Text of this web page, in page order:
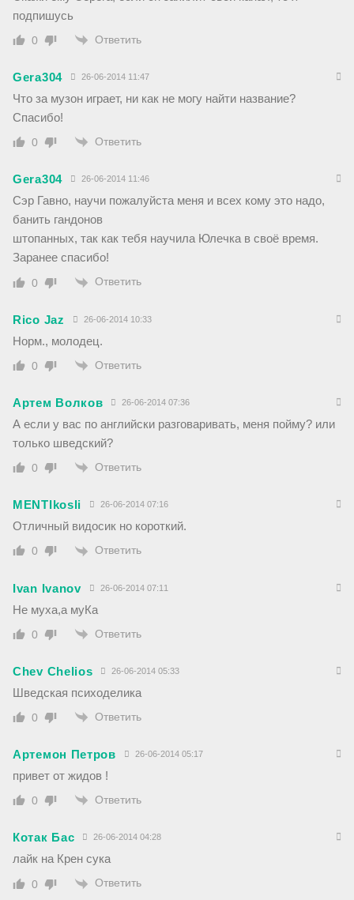
подпишусь
0 Ответить
Gera304 26-06-2014 11:47
Что за музон играет, ни как не могу найти название?
Спасибо!
0 Ответить
Gera304 26-06-2014 11:46
Сэр Гавно, научи пожалуйста меня и всех кому это надо,
банить гандонов
штопанных, так как тебя научила Юлечка в своё время.
Заранее спасибо!
0 Ответить
Rico Jaz 26-06-2014 10:33
Норм., молодец.
0 Ответить
Артем Волков 26-06-2014 07:36
А если у вас по английски разговаривать, меня пойму? или
только шведский?
0 Ответить
MENTIkosli 26-06-2014 07:16
Отличный видосик но короткий.
0 Ответить
Ivan Ivanov 26-06-2014 07:11
Не муха,а муКа
0 Ответить
Chev Chelios 26-06-2014 05:33
Шведская психоделика
0 Ответить
Артемон Петров 26-06-2014 05:17
привет от жидов !
0 Ответить
Котак Бас 26-06-2014 04:28
лайк на Крен сука
0 Ответить